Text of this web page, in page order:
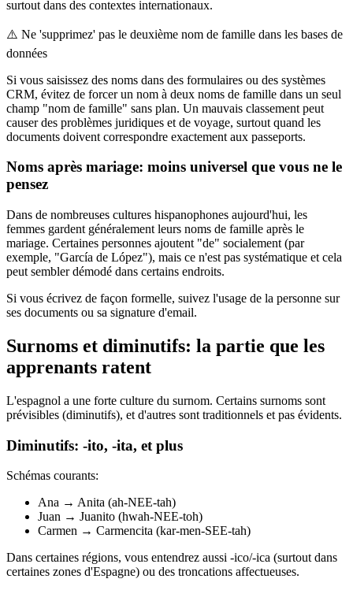
surtout dans des contextes internationaux.
⚠️ Ne 'supprimez' pas le deuxième nom de famille dans les bases de
données
Si vous saisissez des noms dans des formulaires ou des systèmes
CRM, évitez de forcer un nom à deux noms de famille dans un seul
champ "nom de famille" sans plan. Un mauvais classement peut
causer des problèmes juridiques et de voyage, surtout quand les
documents doivent correspondre exactement aux passeports.
Noms après mariage: moins universel que vous ne le
pensez
Dans de nombreuses cultures hispanophones aujourd'hui, les
femmes gardent généralement leurs noms de famille après le
mariage. Certaines personnes ajoutent "de" socialement (par
exemple, "García de López"), mais ce n'est pas systématique et cela
peut sembler démodé dans certains endroits.
Si vous écrivez de façon formelle, suivez l'usage de la personne sur
ses documents ou sa signature d'email.
Surnoms et diminutifs: la partie que les
apprenants ratent
L'espagnol a une forte culture du surnom. Certains surnoms sont
prévisibles (diminutifs), et d'autres sont traditionnels et pas évidents.
Diminutifs: -ito, -ita, et plus
Schémas courants:
Ana → Anita (ah-NEE-tah)
Juan → Juanito (hwah-NEE-toh)
Carmen → Carmencita (kar-men-SEE-tah)
Dans certaines régions, vous entendrez aussi -ico/-ica (surtout dans
certaines zones d'Espagne) ou des troncations affectueuses.